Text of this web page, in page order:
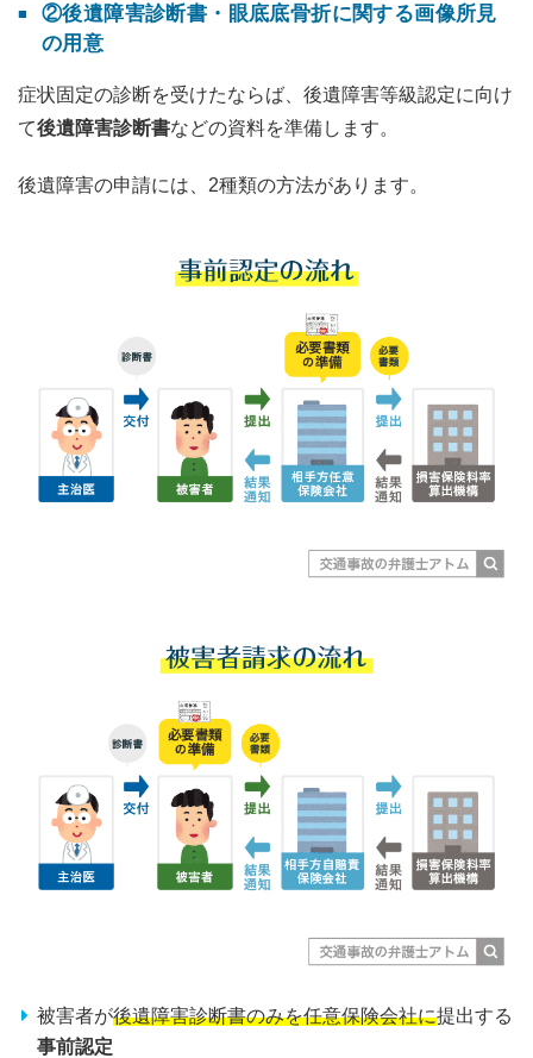
②後遺障害診断書・眼底底骨折に関する画像所見
の用意
症状固定の診断を受けたならば、後遺障害等級認定に向け
て後遺障害診断書などの資料を準備します。
後遺障害の申請には、2種類の方法があります。
被害者が後遺障害診断書のみを任意保険会社に提出する
事前認定